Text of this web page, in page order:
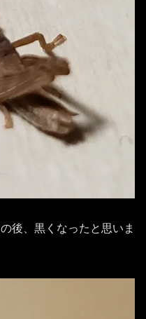
後、黒くなったと思いま